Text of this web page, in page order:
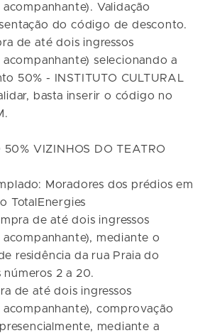
Validação
do código de desconto.
de até dois ingressos
selecionando a
50% - INSTITUTO CULTURAL
basta inserir o código no
50% VIZINHOS DO TEATRO
Moradores dos prédios em
TotalEnergies
de até dois ingressos
mediante o
residência da rua Praia do
números 2 a 20.
de até dois ingressos
comprovação
mediante a